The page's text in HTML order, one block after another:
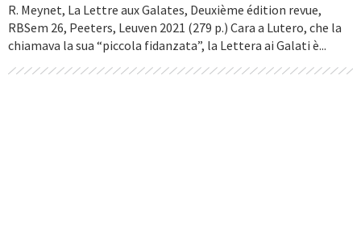
R. Meynet, La Lettre aux Galates, Deuxième édition revue,
RBSem 26, Peeters, Leuven 2021 (279 p.) Cara a Lutero, che la
chiamava la sua “piccola fidanzata”, la Lettera ai Galati è...